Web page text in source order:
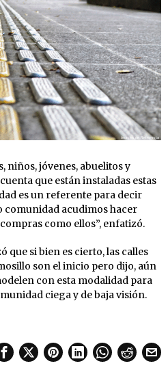
niños, jóvenes, abuelitos y
que están instaladas estas
es un referente para decir
comunidad acudimos hacer
como ellos”, enfatizó.
que si bien es cierto, las calles
son el inicio pero dijo, aún
con esta modalidad para
ciega y de baja visión.